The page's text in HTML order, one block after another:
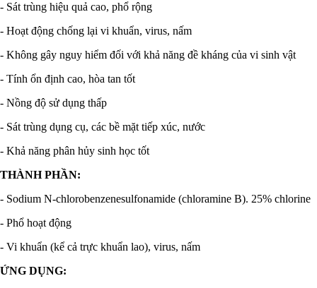
- Sát trùng hiệu quả cao, phổ rộng
- Hoạt động chống lại vi khuẩn, virus, nấm
- Không gây nguy hiểm đối với khả năng đề kháng của vi sinh vật
- Tính ổn định cao, hòa tan tốt
- Nồng độ sử dụng thấp
- Sát trùng dụng cụ, các bề mặt tiếp xúc, nước
- Khả năng phân hủy sinh học tốt
THÀNH PHẦN:
- Sodium N-chlorobenzenesulfonamide (chloramine B). 25% chlorine
- Phổ hoạt động
- Vi khuẩn (kể cả trực khuẩn lao), virus, nấm
ỨNG DỤNG: